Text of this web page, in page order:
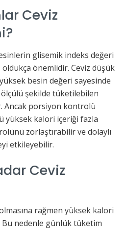
Ceviz
glisemik indeks değeri
önemlidir. Ceviz düşük
besin değeri sayesinde
şekilde tüketilebilen
Ancak porsiyon kontrolü
yüksek kalori içeriği fazla
zorlaştırabilir ve dolaylı
etkileyebilir.
Ceviz
rağmen yüksek kalori
nedenle günlük tüketim